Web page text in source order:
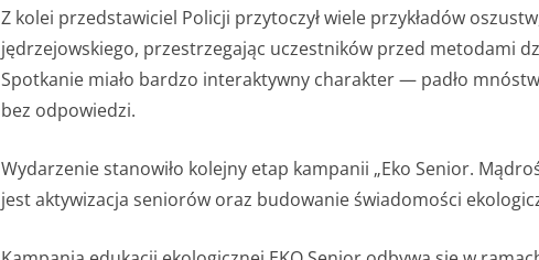
Z kolei przedstawiciel Policji przytoczył wiele przykładów
jędrzejowskiego, przestrzegając uczestników przed metodami
Spotkanie miało bardzo interaktywny charakter — padło
bez odpowiedzi.
Wydarzenie stanowiło kolejny etap kampanii „Eko Senior.
jest aktywizacja seniorów oraz budowanie świadomości